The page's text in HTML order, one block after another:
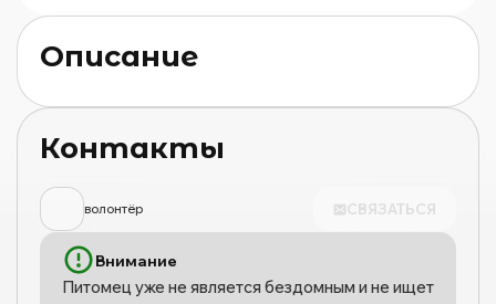
Описание
Контакты
волонтёр СВЯЗАТЬСЯ
Внимание
Питомец уже не является бездомным и не ищет